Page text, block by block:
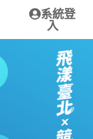
系統登
入